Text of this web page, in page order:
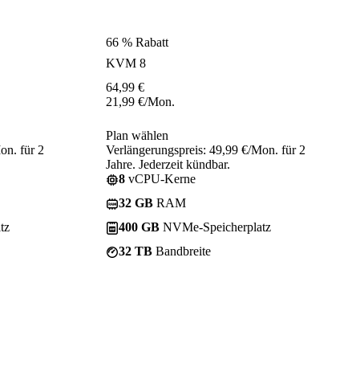
für 2
66 % Rabatt
KVM 8
64,99 €
21,99 €/Mon.
Plan wählen
Verlängerungspreis: 49,99 €/Mon. für 2
Jahre. Jederzeit kündbar.
8 vCPU-Kerne
32 GB RAM
400 GB NVMe-Speicherplatz
32 TB Bandbreite